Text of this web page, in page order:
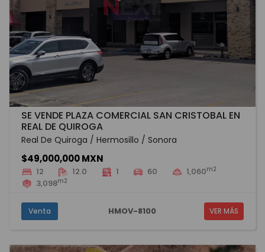
SE VENDE PLAZA COMERCIAL SAN CRISTOBAL EN
REAL DE QUIROGA
Real De Quiroga / Hermosillo / Sonora
$49,000,000 MXN
12 12.0 1 60 1,060m2
3,098m2
Venta HMOV-8100 VER MÁS